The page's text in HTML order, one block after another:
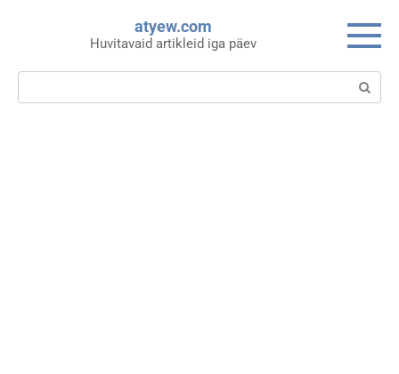
atyew.com
Huvitavaid artikleid iga päev
Search: